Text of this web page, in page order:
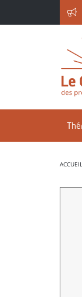
ACCUEIL